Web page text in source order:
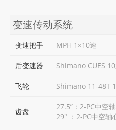
变速传动系统
变速把手 MPH 1×10速
后变速器 Shimano CUES
飞轮 Shimano 11-48T
齿盘
27.5”：2-PC中空
29" ：2-PC中空轴